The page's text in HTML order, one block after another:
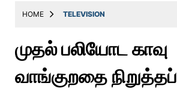
Latest
Throwback
Television
HOME TELEVISION
முதல் பலியோட காவு
வாங்குறதை நிறுத்தப்